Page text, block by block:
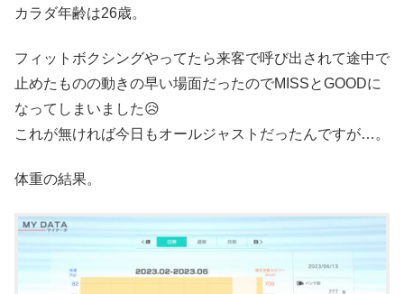
カラダ年齢は26歳。
フィットボクシングやってたら来客で呼び出されて途中で
止めたものの動きの早い場面だったのでMISSとGOODに
なってしまいました😥
これが無ければ今日もオールジャストだったんですが…。
体重の結果。